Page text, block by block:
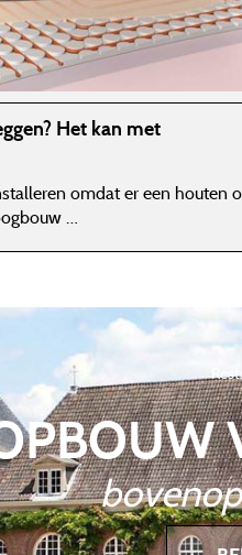
Het kan met
omdat er een houten
…